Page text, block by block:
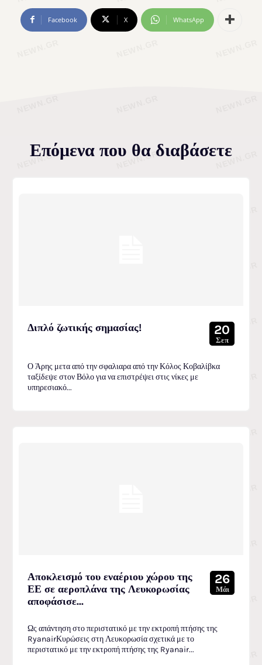
Facebook X WhatsApp
Επόμενα που θα διαβάσετε
Διπλό ζωτικής σημασίας! 20
Σεπ
Ο Άρης μετα από την σφαλιαρα από την Κόλος Κοβαλίβκα
ταξίδεψε στον Βόλο για να επιστρέψει στις νίκες με
υπηρεσιακό...
Αποκλεισμό του εναέριου χώρου της
ΕΕ σε αεροπλάνα της Λευκορωσίας
αποφάσισε...
26
Μάι
Ως απάντηση στο περιστατικό με την εκτροπή πτήσης της
RyanairΚυρώσεις στη Λευκορωσία σχετικά με το
περιστατικό με την εκτροπή πτήσης της Ryanair...